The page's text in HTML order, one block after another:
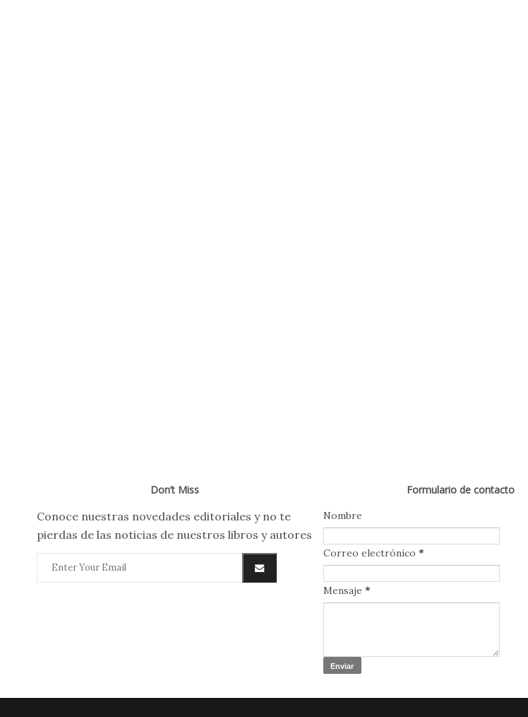
Don’t Miss
Conoce nuestras novedades editoriales y no te
pierdas de las noticias de nuestros libros y autores
Formulario de contacto
Nombre
Correo electrónico *
Mensaje *